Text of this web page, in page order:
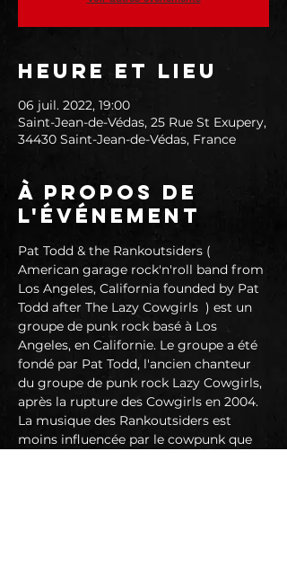
Heure et lieu
06 juil. 2022, 19:00
Saint-Jean-de-Védas, 25 Rue St Exupery,
34430 Saint-Jean-de-Védas, France
À propos de
l'événement
Pat Todd & the Rankoutsiders (
American garage rock'n'roll band from
Los Angeles, California founded by Pat
Todd after The Lazy Cowgirls  ) est un
groupe de punk rock basé à Los
Angeles, en Californie. Le groupe a été
fondé par Pat Todd, l'ancien chanteur
du groupe de punk rock Lazy Cowgirls,
après la rupture des Cowgirls en 2004.
La musique des Rankoutsiders est
moins influencée par le cowpunk que